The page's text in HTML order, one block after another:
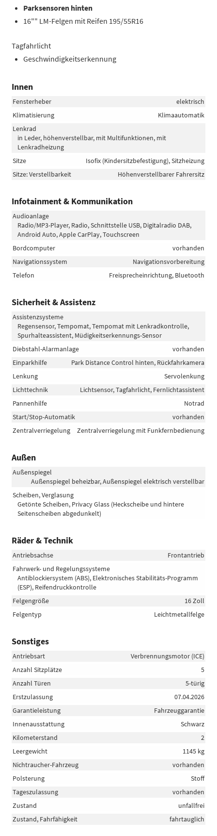
Parksensoren hinten
16"" LM-Felgen mit Reifen 195/55R16
Tagfahrlicht
Geschwindigkeitserkennung
Innen
Fensterheber
elektrisch
Klimatisierung
Klimaautomatik
Lenkrad
in Leder, höhenverstellbar, mit Multifunktionen, mit
Lenkradheizung
Sitze
Isofix (Kindersitzbefestigung), Sitzheizung
Sitze: Verstellbarkeit
Höhenverstellbarer Fahrersitz
Infotainment & Kommunikation
Audioanlage
Radio/MP3-Player, Radio, Schnittstelle USB, Digitalradio DAB,
Android Auto, Apple CarPlay, Touchscreen
Bordcomputer
vorhanden
Navigationssystem
Navigationsvorbereitung
Telefon
Freisprecheinrichtung, Bluetooth
Sicherheit & Assistenz
Assistenzsysteme
Regensensor, Tempomat, Tempomat mit Lenkradkontrolle,
Spurhalteassistent, Müdigkeitserkennungs-Sensor
Diebstahl-Alarmanlage
vorhanden
Einparkhilfe
Park Distance Control hinten, Rückfahrkamera
Lenkung
Servolenkung
Lichttechnik
Lichtsensor, Tagfahrlicht, Fernlichtassistent
Pannenhilfe
Notrad
Start/Stop-Automatik
vorhanden
Zentralverriegelung
Zentralverriegelung mit Funkfernbedienung
Außen
Außenspiegel
Außenspiegel beheizbar, Außenspiegel elektrisch verstellbar
Scheiben, Verglasung
Getönte Scheiben, Privacy Glass (Heckscheibe und hintere
Seitenscheiben abgedunkelt)
Räder & Technik
Antriebsachse
Frontantrieb
Fahrwerk- und Regelungssysteme
Antiblockiersystem (ABS), Elektronisches Stabilitäts-Programm
(ESP), Reifendruckkontrolle
Felgengröße
16 Zoll
Felgentyp
Leichtmetallfelge
Sonstiges
Antriebsart
Verbrennungsmotor (ICE)
Anzahl Sitzplätze
5
Anzahl Türen
5-türig
Erstzulassung
07.04.2026
Garantieleistung
Fahrzeuggarantie
Innenausstattung
Schwarz
Kilometerstand
2
Leergewicht
1145 kg
Nichtraucher-Fahrzeug
vorhanden
Polsterung
Stoff
Tageszulassung
vorhanden
Zustand
unfallfrei
Zustand, Fahrfähigkeit
fahrtauglich